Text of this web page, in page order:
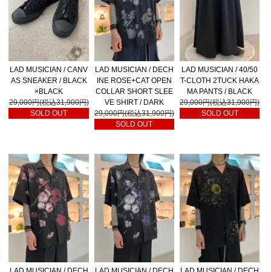
LAD MUSICIAN / CANV
AS SNEAKER / BLACK
×BLACK
29,000円(税込31,900円)
SOLD OUT
LAD MUSICIAN / DECH
INE ROSE+CAT OPEN
COLLAR SHORT SLEE
VE SHIRT / DARK
29,000円(税込31,900円)
SOLD OUT
LAD MUSICIAN / 40/50
T-CLOTH 2TUCK HAKA
MA PANTS / BLACK
29,000円(税込31,900円)
SOLD OUT